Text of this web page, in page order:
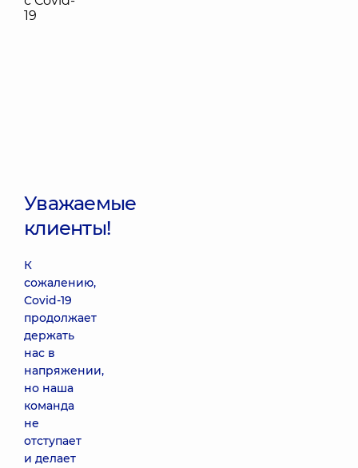
Уважаемые
клиенты!
К
сожалению,
Covid-19
продолжает
держать
нас в
напряжении,
но наша
команда
не
отступает
и делает